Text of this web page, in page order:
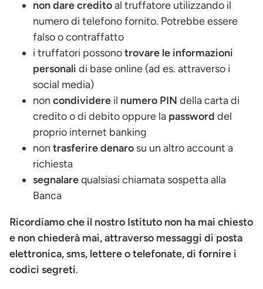
non dare creditoal truffatore utilizzando il
numero di telefono fornito. Potrebbe essere
falso o contraffatto
i truffatori possonotrovare le informazioni
personali di base online (ad es. attraverso i
social media)
non condividere il numero PIN della carta di
credito o di debito oppure la password del
proprio internet banking
non trasferire denaro su un altro account a
richiesta
segnalarequalsiasi chiamata sospetta alla
Banca
Ricordiamo che il nostro Istituto non ha mai chiesto
e non chiederà mai, attraverso messaggi di posta
elettronica, sms, lettere o telefonate, di fornire i
codici segreti.